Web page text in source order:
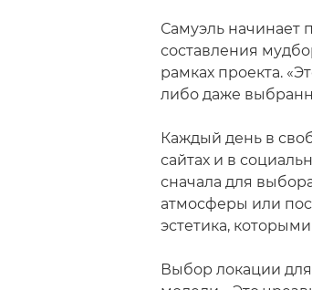
Самуэль начинает
составления
рамках проекта.
либо даже
Каждый день в
сайтах и в
сначала для
атмосферы или
эстетика,
Выбор локации